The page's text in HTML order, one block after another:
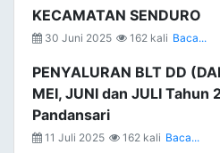
KECAMATAN SENDURO
30 Juni 2025 162 kali Baca...
PENYALURAN BLT DD
MEI, JUNI dan JULI Tahun
Pandansari
11 Juli 2025 162 kali Baca...